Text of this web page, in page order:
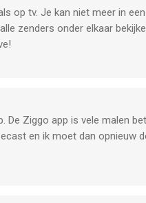
op tv. Je kan niet meer in
zenders onder elkaar
De Ziggo app is vele malen
en ik moet dan opnieuw
met steevast een tekst
is veelal een standaard